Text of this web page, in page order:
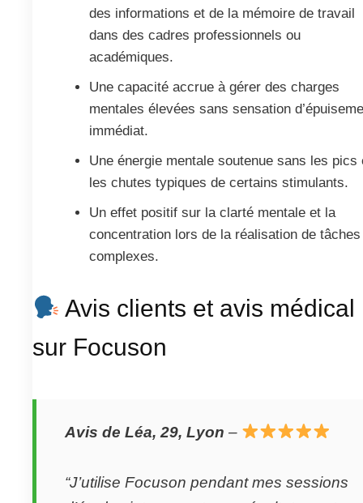
des informations et de la mémoire de travail
dans des cadres professionnels ou
académiques.
Une capacité accrue à gérer des charges
mentales élevées sans sensation
immédiat.
Une énergie mentale soutenue sans les pics
les chutes typiques de certains stimulants.
Un effet positif sur la clarté mentale et la
concentration lors de la réalisation de tâches
complexes.
Avis clients et avis médical
sur Focuson
Avis de Léa, 29, Lyon –
“J’utilise Focuson pendant mes sessions